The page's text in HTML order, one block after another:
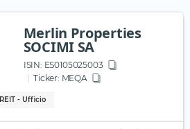
Merlin Properties
SOCIMI SA
ISIN: ES0105025003
Ticker: MEQA
REIT - Ufficio